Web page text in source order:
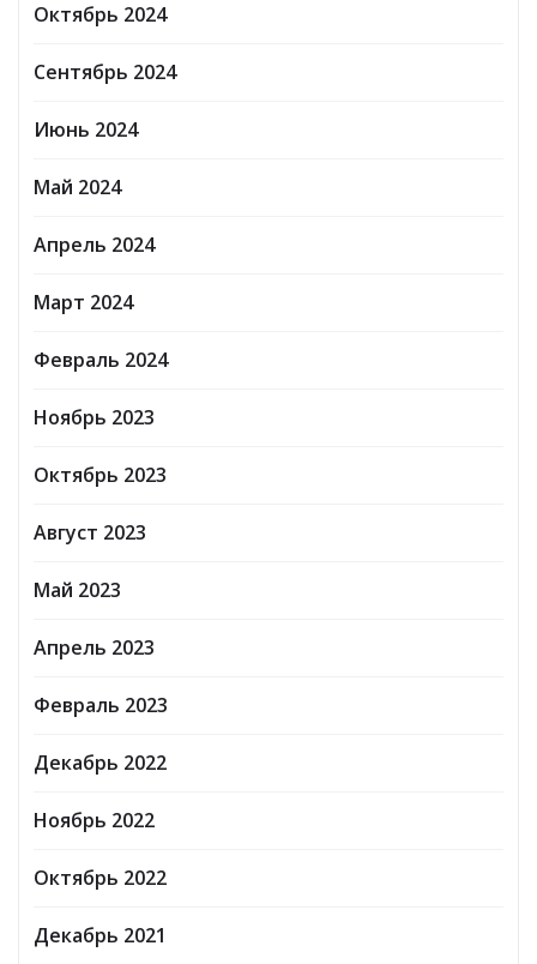
Октябрь 2024
Сентябрь 2024
Июнь 2024
Май 2024
Апрель 2024
Март 2024
Февраль 2024
Ноябрь 2023
Октябрь 2023
Август 2023
Май 2023
Апрель 2023
Февраль 2023
Декабрь 2022
Ноябрь 2022
Октябрь 2022
Декабрь 2021